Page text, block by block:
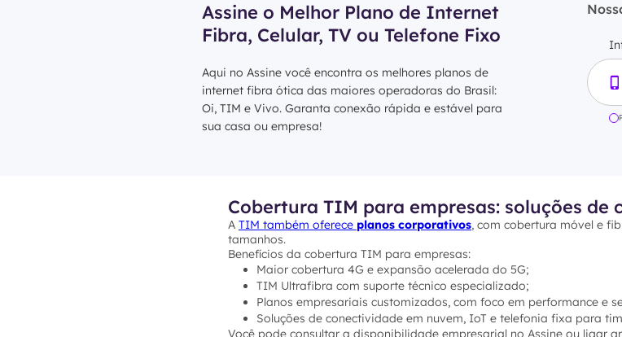
Assine o Melhor Plano de Internet
Fibra, Celular, TV ou Telefone Fixo
Aqui no Assine você encontra os melhores planos de
internet fibra ótica das maiores operadoras do Brasil:
Oi, TIM e Vivo. Garanta conexão rápida e estável para
sua casa ou empresa!
Cobertura TIM para empresas: soluções
A TIM também oferece planos corporativos, com cobertura móvel e
tamanhos.
Benefícios da cobertura TIM para empresas:
Maior cobertura 4G e expansão acelerada do 5G;
TIM Ultrafibra com suporte técnico especializado;
Planos empresariais customizados, com foco em performance e
Soluções de conectividade em nuvem, IoT e telefonia fixa para
Você pode consultar a disponibilidade empresarial no Assine ou ligar